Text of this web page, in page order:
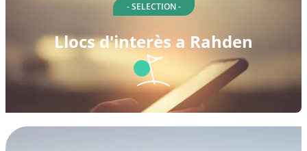
- SELECTION -
Llocs d'interès a Rahden